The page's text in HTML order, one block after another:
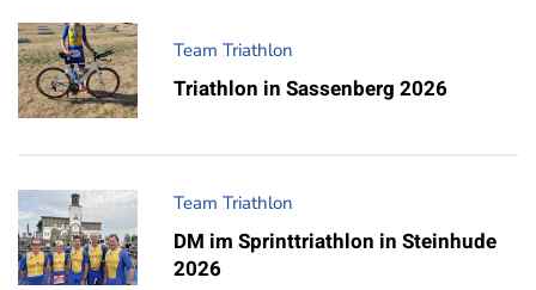
Team Triathlon
Triathlon in Sassenberg 2026
Team Triathlon
DM im Sprinttriathlon in Steinhude
2026